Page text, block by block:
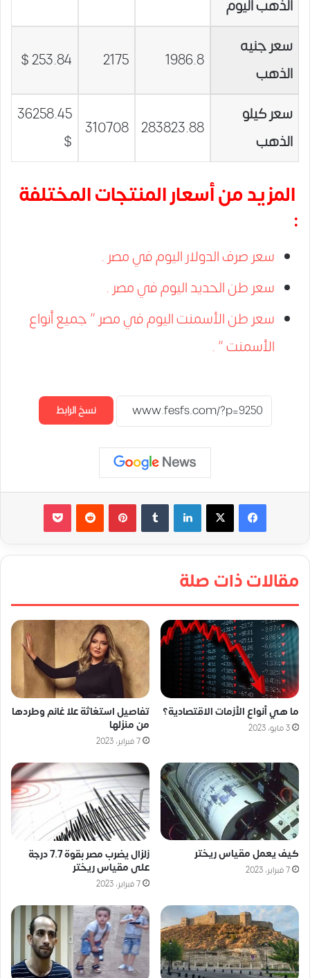
الذهب اليوم
سعر جنيه
الذهب
1986.8
2175
253.84 $
سعر كيلو
الذهب
283823.88
310708
36258.45
$
المزيد من أسعار المنتجات المختلفة
:
سعر صرف الدولار اليوم في مصر .
سعر طن الحديد اليوم في مصر .
سعر طن الأسمنت اليوم في مصر ” جميع أنواع
الأسمنت ” .
نسخ الرابط
لينكدإن بينتيريست
مقالات ذات صلة
ما هي أنواع الأزمات الاقتصادية؟
3 مايو، 2023
تفاصيل استغاثة علا غانم وطردها
من منزلها
7 فبراير، 2023
كيف يعمل مقياس ريختر
7 فبراير، 2023
زلزال يضرب مصر بقوة 7.7 درجة
على مقياس ريختر
7 فبراير، 2023